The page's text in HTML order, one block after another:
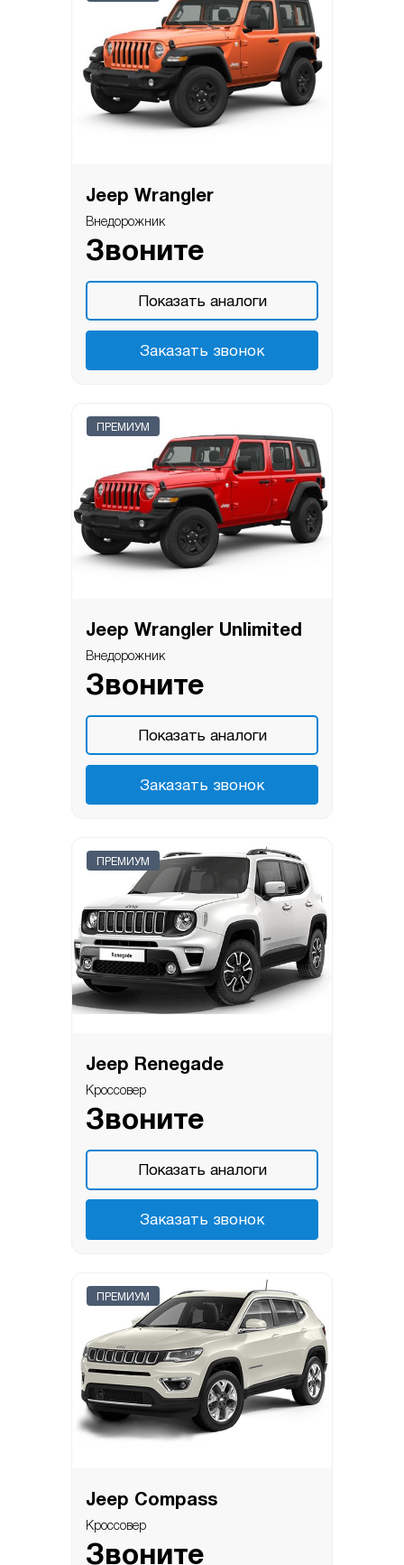
Jeep Wrangler
Внедорожник
Звоните
Показать аналоги
Заказать звонок
ПРЕМИУМ
Jeep Wrangler Unlimited
Внедорожник
Звоните
Показать аналоги
Заказать звонок
ПРЕМИУМ
Jeep Renegade
Кроссовер
Звоните
Показать аналоги
Заказать звонок
ПРЕМИУМ
Jeep Compass
Кроссовер
Звоните